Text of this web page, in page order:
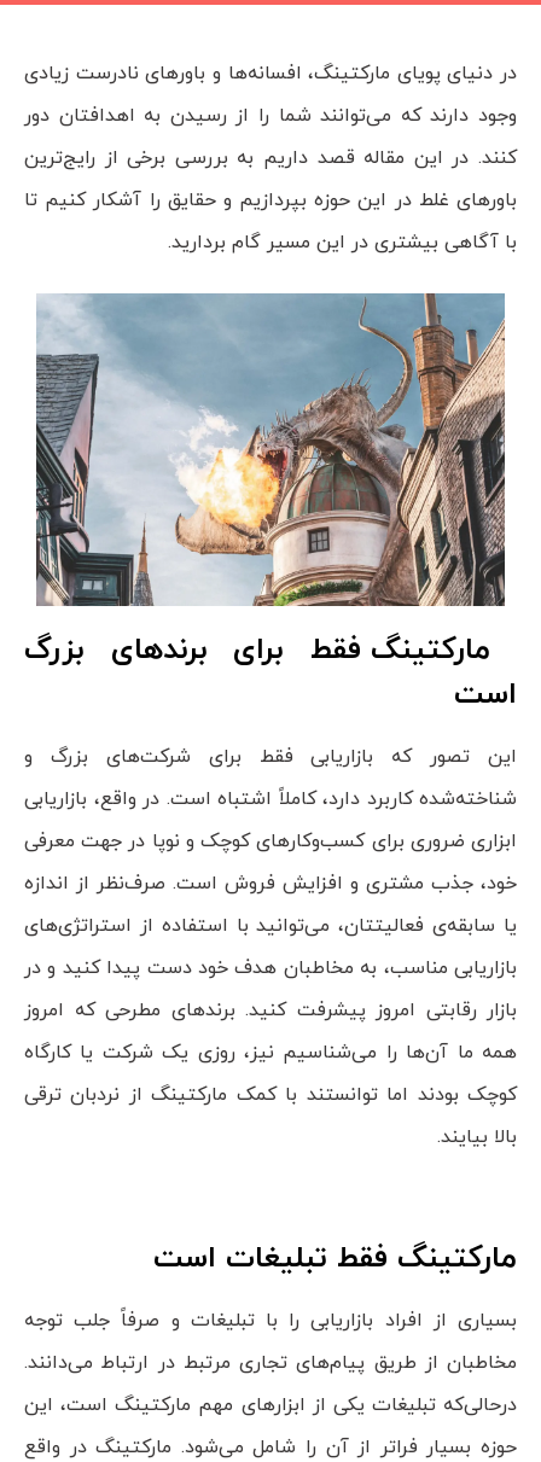
در دنیای پویای مارکتینگ، افسانه‌ها و باورهای نادرست زیادی
وجود دارند که می‌توانند شما را از رسیدن به اهدافتان دور
کنند. در این مقاله قصد داریم به بررسی برخی از رایج‌ترین
باورهای غلط در این حوزه بپردازیم و حقایق را آشکار کنیم تا
با آگاهی بیشتری در این مسیر گام بردارید.
مارکتینگ فقط برای برندهای بزرگ
است
این تصور که بازاریابی فقط برای شرکت‌های بزرگ و
شناخته‌شده کاربرد دارد، کاملاً اشتباه است. در واقع، بازاریابی
ابزاری ضروری برای کسب‌وکارهای کوچک و نوپا در جهت معرفی
خود، جذب مشتری و افزایش فروش است. صرف‌نظر از اندازه
یا سابقه‌ی فعالیتتان، می‌توانید با استفاده از استراتژی‌های
بازاریابی مناسب، به مخاطبان هدف خود دست پیدا کنید و در
بازار رقابتی امروز پیشرفت کنید. برند‌های مطرحی که امروز
همه ما آن‌ها را می‌شناسیم نیز، روزی یک شرکت یا کارگاه
کوچک بودند اما توانستند با کمک مارکتینگ از نردبان ترقی
بالا بیایند‌.
مارکتینگ فقط تبلیغات است
بسیاری از افراد بازاریابی را با تبلیغات و صرفاً جلب توجه
مخاطبان از طریق پیام‌های تجاری مرتبط در ارتباط می‌دانند.
درحالی‌که تبلیغات یکی از ابزارهای مهم مارکتینگ است، این
حوزه بسیار فراتر از آن را شامل می‌شود. مارکتینگ در واقع